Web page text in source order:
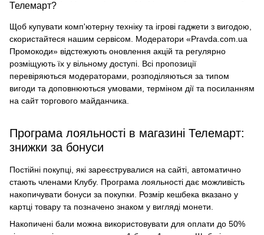
Телемарт?
Щоб купувати комп'ютерну техніку та ігрові гаджети з вигодою,
скористайтеся нашим сервісом. Модератори «Pravda.com.ua
Промокоди» відстежують оновлення акцій та регулярно
розміщують їх у вільному доступі. Всі пропозиції
перевіряються модераторами, розподіляються за типом
вигоди та доповнюються умовами, терміном дії та посиланням
на сайт торгового майданчика.
Програма лояльності в магазині Телемарт:
знижки за бонуси
Постійні покупці, які зареєструвалися на сайті, автоматично
стають членами Клубу. Програма лояльності дає можливість
накопичувати бонуси за покупки. Розмір кешбека вказано у
картці товару та позначено знаком у вигляді монети.
Накопичені бали можна використовувати для оплати до 50%